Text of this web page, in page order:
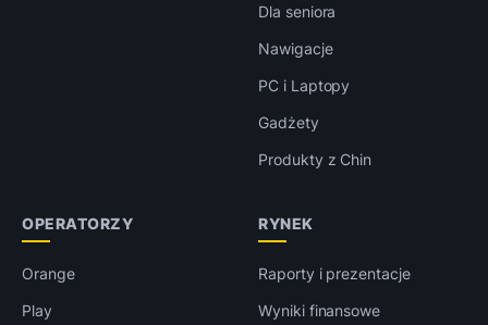
Dla seniora
Nawigacje
PC i Laptopy
Gadżety
Produkty z Chin
OPERATORZY
Orange
Play
RYNEK
Raporty i prezentacje
Wyniki finansowe